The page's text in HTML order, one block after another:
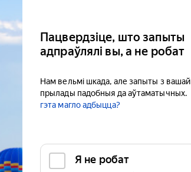
Пацвердзіце, што запыты
адпраўлялі вы, а не робат
Нам вельмі шкада, але запыты з вашай
прылады падобныя да аўтаматычных.
гэта магло адбыцца?
Я не робат